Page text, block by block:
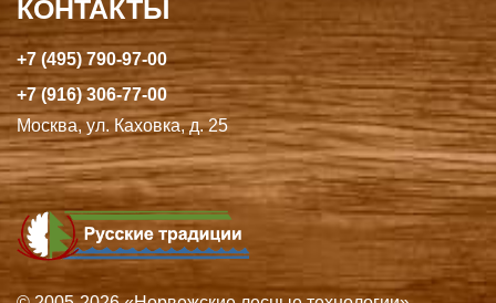
КОНТАКТЫ
+7 (495) 790-97-00
+7 (916) 306-77-00
Москва, ул. Каховка, д. 25